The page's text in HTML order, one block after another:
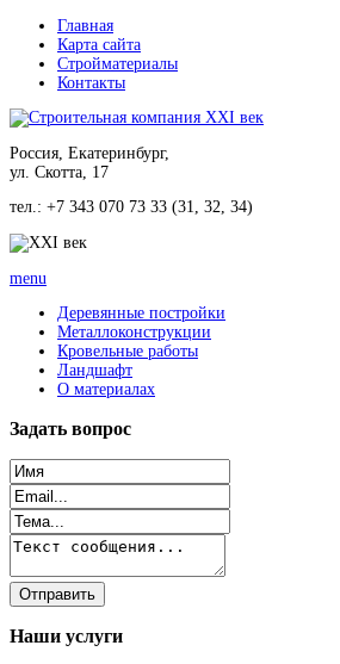
Главная
Карта сайта
Стройматериалы
Контакты
Россия, Екатеринбург,
ул. Скотта, 17
тел.: +7 343 070 73 33 (31, 32, 34)
menu
Деревянные постройки
Металлоконструкции
Кровельные работы
Ландшафт
О материалах
Задать вопрос
Наши услуги